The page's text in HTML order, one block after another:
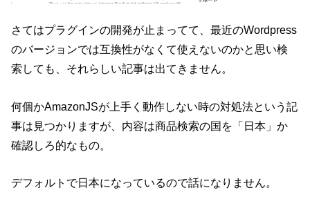
さてはプラグインの開発が止まってて、最近のWordpress
のバージョンでは互換性がなくて使えないのかと思い検
索しても、それらしい記事は出てきません。
何個かAmazonJSが上手く動作しない時の対処法という記
事は見つかりますが、内容は商品検索の国を「日本」か
確認しろ的なもの。
デフォルトで日本になっているので話になりません。